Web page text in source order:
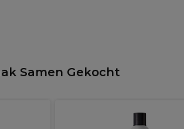
Samen Gekocht